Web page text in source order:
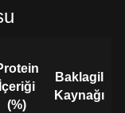
İçeriği
(%)
Baklagil
Kaynağı